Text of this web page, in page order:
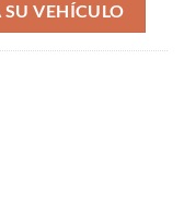
SU VEHÍCULO